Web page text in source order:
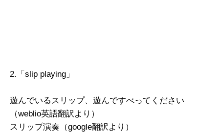
2.「slip playing」
遊んでいるスリップ、遊んですべってください
（weblio英語翻訳より）
スリップ演奏（google翻訳より）